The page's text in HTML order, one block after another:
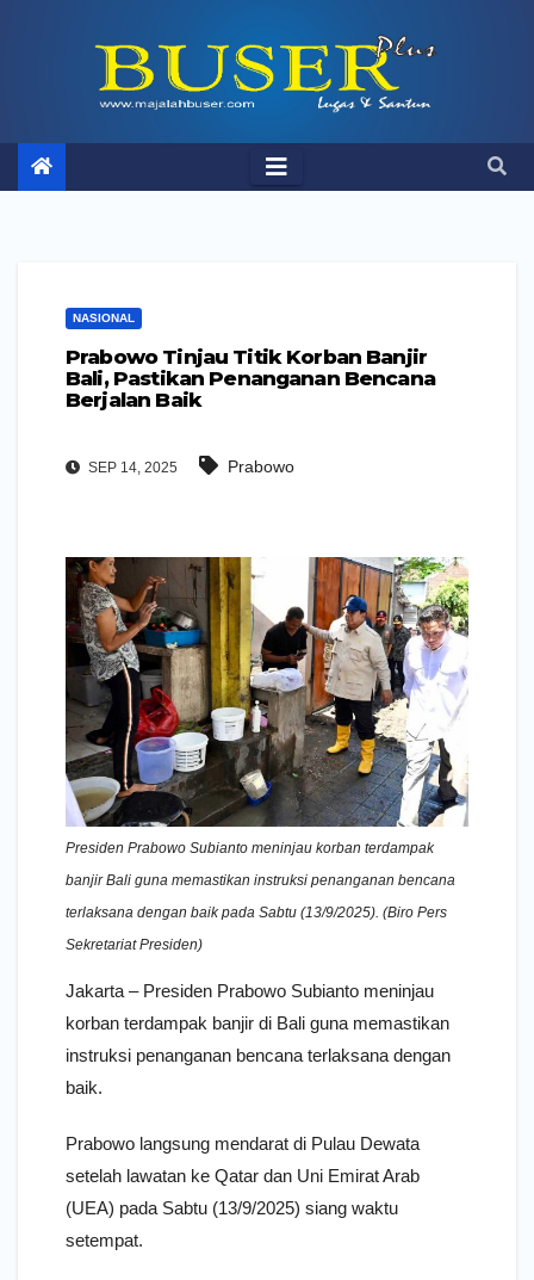
NASIONAL
Prabowo Tinjau Titik Korban Banjir
Bali, Pastikan Penanganan Bencana
Berjalan Baik
SEP 14, 2025 Prabowo
Presiden Prabowo Subianto meninjau korban terdampak
banjir Bali guna memastikan instruksi penanganan bencana
terlaksana dengan baik pada Sabtu (13/9/2025). (Biro Pers
Sekretariat Presiden)
Jakarta – Presiden Prabowo Subianto meninjau
korban terdampak banjir di Bali guna memastikan
instruksi penanganan bencana terlaksana dengan
baik.
Prabowo langsung mendarat di Pulau Dewata
setelah lawatan ke Qatar dan Uni Emirat Arab
(UEA) pada Sabtu (13/9/2025) siang waktu
setempat.